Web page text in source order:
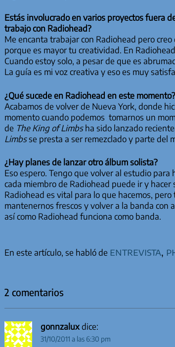
Estás involucrado en varios proyectos fuera
trabajo con Radiohead?
Me encanta trabajar con Radiohead pero
porque es mayor tu creatividad. En
Cuando estoy solo, a pesar de que es
La guía es mi voz creativa y eso es muy
¿Qué sucede en Radiohead en este momento?
Acabamos de volver de Nueva York, donde
momento cuando podemos tomarnos un
de The King of Limbsha sido lanzado
Limbsse presta a ser remezclado y parte del
¿Hay planes de lanzar otro álbum solista?
Eso espero. Tengo que volver al estudio
cada miembro de Radiohead puede ir y
Radiohead es vital para lo que hacemos,
mantenernos frescos y volver a la banda con
así como Radiohead funciona como banda.
En este artículo, se habló de entrevista
2 comentarios
gonnzalux dice:
31/10/2011 a las 6:30 pm